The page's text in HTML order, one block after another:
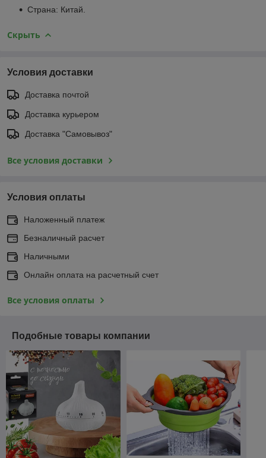
Страна: Китай.
Скрыть
Условия доставки
Доставка почтой
Доставка курьером
Доставка "Самовывоз"
Все условия доставки
Условия оплаты
Наложенный платеж
Безналичный расчет
Наличными
Онлайн оплата на расчетный счет
Все условия оплаты
Подобные товары компании